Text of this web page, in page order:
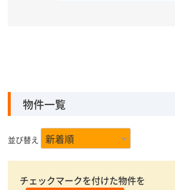
物件一覧
並び替え
チェックマークを付けた物件を